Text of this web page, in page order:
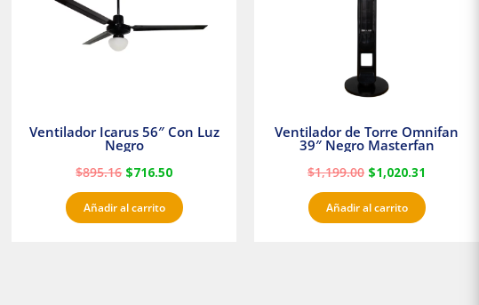
Ventilador Icarus 56″ Con Luz
Negro
$895.16 $716.50
Añadir al carrito
Ventilador de Torre Omnifan
39″ Negro Masterfan
$1,199.00 $1,020.31
Añadir al carrito